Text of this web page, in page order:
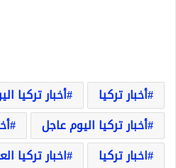
أخبار تركيا
أخبار تركيا
أخبار تركيا اليوم عاجل
اخبار تركيا
اخبار تركيا